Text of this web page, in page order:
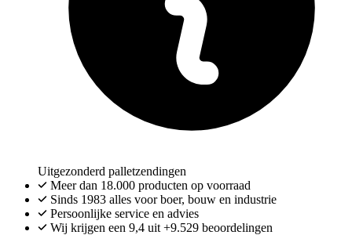
Uitgezonderd palletzendingen
Meer dan 18.000 producten op voorraad
Sinds 1983 alles voor boer, bouw en industrie
Persoonlijke service en advies
Wij krijgen een 9,4 uit +9.529 beoordelingen